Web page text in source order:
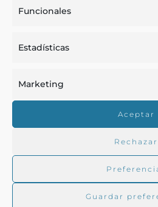
Funcionales
Estadísticas
Marketing
Aceptar
Rechazar
Guardar
Abonos,Agricultura
Buscar en la
Biblioteca digital Duque de